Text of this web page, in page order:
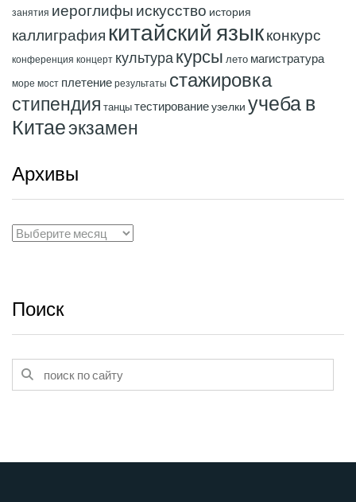
занятия иероглифы искусство история
каллиграфия китайский языкконкурс
конференция концерт культура курсы лето магистратура
море мост плетение результаты стажировка
стипендия танцытестированиеузелки учеба в
Китаеэкзамен
Архивы
Архивы
Поиск